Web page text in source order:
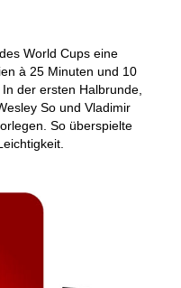
World Cups eine
à 25 Minuten und 10
der ersten Halbrunde,
So und Vladimir
So überspielte